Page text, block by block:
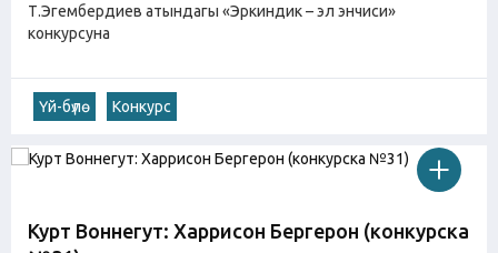
Т.Эгембердиев атындагы «Эркиндик – эл энчиси»
конкурсуна
Үй-бүлө Конкурс
Курт Воннегут: Харрисон Бергерон (конкурска